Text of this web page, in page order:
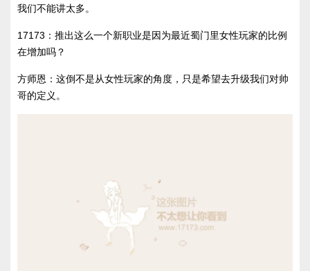
我们不能讲太多。
17173：推出这么一个新职业是因为最近蜀门里女性玩家的比例
在增加吗？
方师恩：这倒不是从女性玩家的角度，只是希望去升级我们对帅
哥的定义。